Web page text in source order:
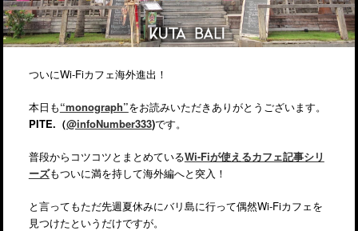
ついにWi-Fiカフェ海外進出！
本日も“monograph”をお読みいただきありがとうございます。
PITE.（@infoNumber333)です。
普段からコツコツとまとめているWi-Fiが使えるカフェ記事シリ
ーズもついに満を持して海外編へと突入！
と言ってもただ先週夏休みにバリ島に行って偶然Wi-Fiカフェを
見つけたというだけですが。